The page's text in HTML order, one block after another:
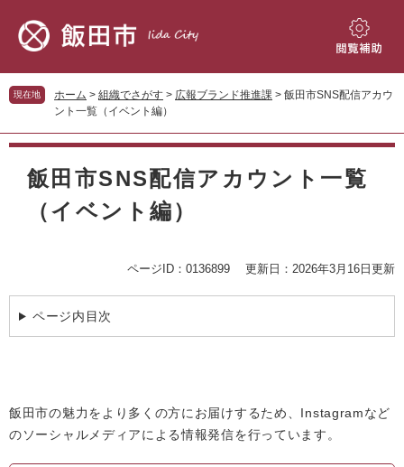
先
頭
す。
を
飛
し
閲
補
現在地 ホーム > 組織でさがす > 広報ブランド推進課 > 飯田市SNS配信アカウ
ント一覧（イベント編）
本
飯田市SNS配信アカウント一覧
（イベント編）
ページID：0136899 更新日：2026年3月16日更新
ページ内目次
飯田市の魅力をより多くの方にお届けするため、Instagramなど
のソーシャルメディアによる情報発信を行っています。